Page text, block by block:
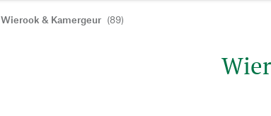
Wierook & Kamergeur (89)